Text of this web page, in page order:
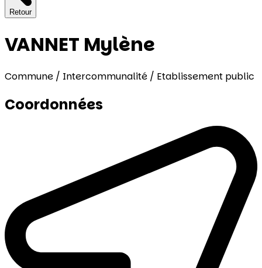
Retour
VANNET Mylène
Commune / Intercommunalité / Etablissement public
Coordonnées